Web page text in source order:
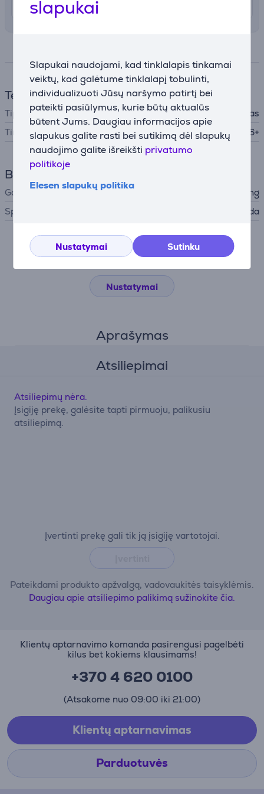
slapukai
Slapukai naudojami, kad tinklalapis tinkamai
veiktų, kad galėtume tinklalapį tobulinti,
individualizuoti Jūsų naršymo patirtį bei
pateikti pasiūlymus, kurie būtų aktualūs
būtent Jums. Daugiau informacijos apie
slapukus galite rasti bei sutikimą dėl slapukų
naudojimo galite išreikšti privatumo
politikoje
Elesen slapukų politika
Nustatymai Sutinku
Rugpjūčio 11 - 13
Telefono aksesuarai
Tipas
Apsauginis dėklas
Tinka telefonams
Samsung Galaxy S26+
Bendri parametrai
Gamintojas
Samsung
Spalva
Juoda
Nesutikus su slapukų naudojimu negalime atvaizduoti
išsamaus šios prekės aprašymo.
Nustatymai
Aprašymas
Atsiliepimai
Įvertinti prekę gali tik ją įsigiję vartotojai.
Pateikdami produkto apžvalgą, vadovaukitės taisyklėmis.
Daugiau apie atsiliepimo palikimą sužinokite čia.
Atsiliepimų nėra.
Įsigiję prekę, galėsite tapti pirmuoju, palikusiu
atsiliepimą.
Klientų aptarnavimo komanda pasirengusi pagelbėti
kilus bet kokiems klausimams!
+370 4 620 0100
(Atsakome nuo 09:00 iki 21:00)
Klientų aptarnavimas
Parduotuvės